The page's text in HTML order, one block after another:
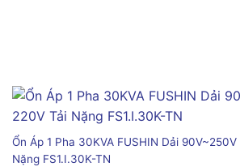
Ổn Áp 1 Pha 30KVA FUSHIN Dải 90V~250V
Nặng FS1.I.30K-TN